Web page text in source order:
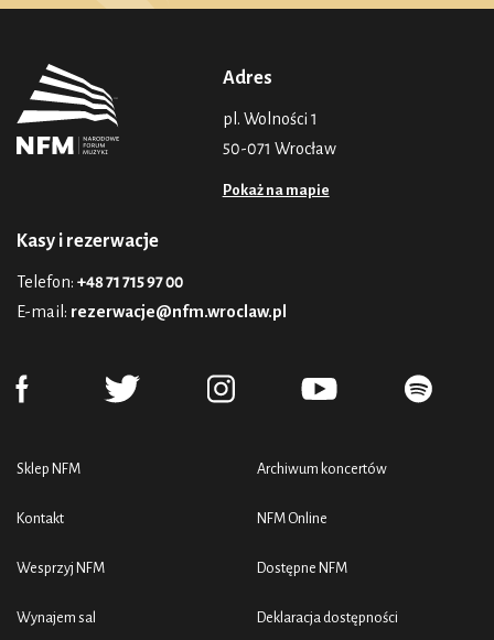
Adres
pl. Wolności 1
50-071 Wrocław
Pokaż na mapie
Kasy i rezerwacje
Telefon: +48 71 715 97 00
E-mail: rezerwacje@nfm.wroclaw.pl
Sklep NFM
Kontakt
Wesprzyj NFM
Wynajem sal
Archiwum koncertów
NFM Online
Dostępne NFM
Deklaracja dostępności